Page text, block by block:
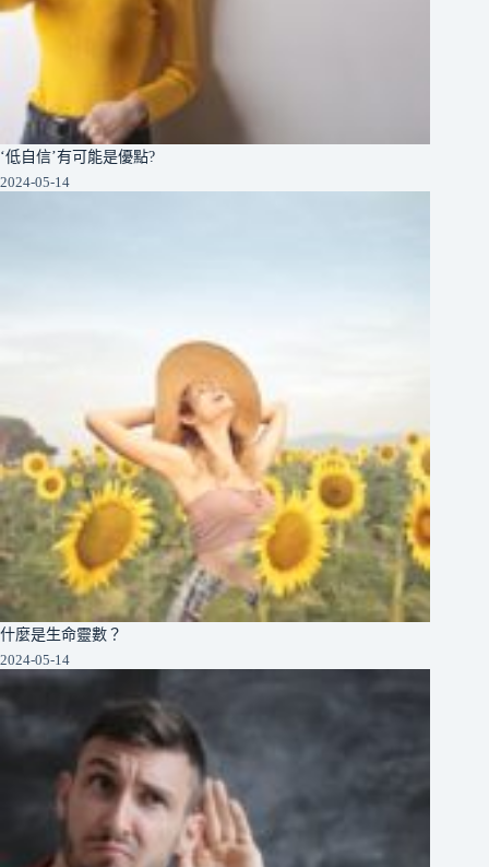
‘低自信’有可能是優點?
2024-05-14
什麼是生命靈數？
2024-05-14